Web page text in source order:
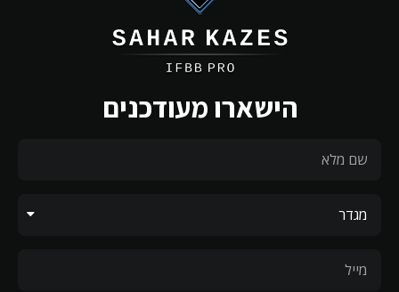
הישארו מעודכנים